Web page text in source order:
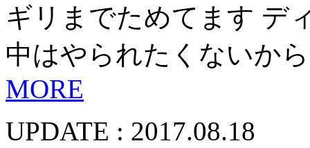
ギリまでためてます デ
中はやられたくないか
MORE
UPDATE : 2017.08.18